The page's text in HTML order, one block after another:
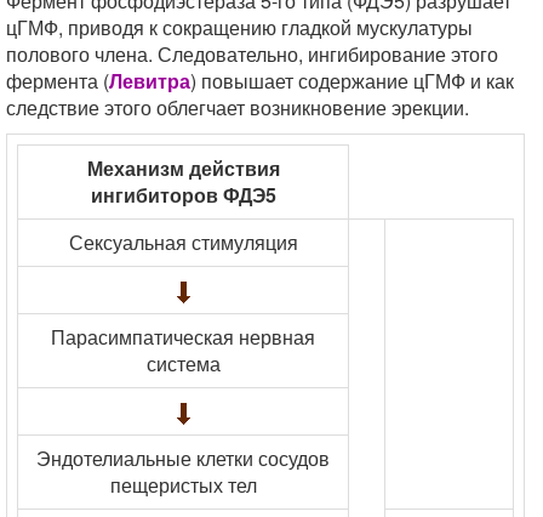
цГМФ, приводя к сокращению гладкой мускулатуры
полового члена. Следовательно, ингибирование этого
фермента (Левитра) повышает содержание цГМФ и как
следствие этого облегчает возникновение эрекции.
Механизм действия
ингибиторов ФДЭ5
Сексуальная стимуляция
Парасимпатическая нервная
система
Эндотелиальные клетки сосудов
пещеристых тел